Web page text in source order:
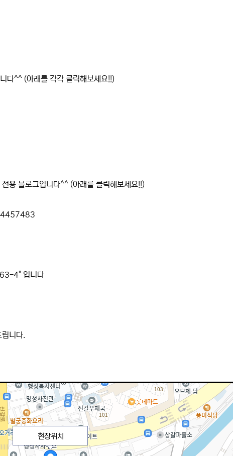
다^^ (아래를 각각 클릭해보세요!!)
용 블로그입니다^^ (아래를 클릭해보세요!!)
63-4" 입니다
니다.
현장위치